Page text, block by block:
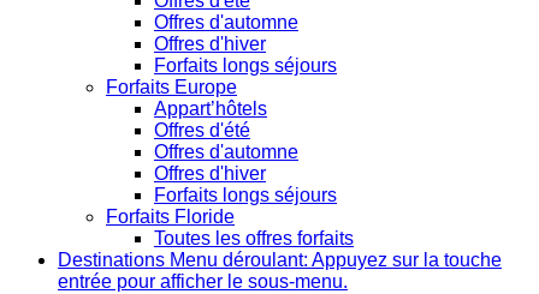
Offres d'automne
Offres d'hiver
Forfaits longs séjours
Forfaits Europe
Appart’hôtels
Offres d'été
Offres d'automne
Offres d'hiver
Forfaits longs séjours
Forfaits Floride
Toutes les offres forfaits
Destinations Menu déroulant: Appuyez sur la touche
entrée pour afficher le sous-menu.